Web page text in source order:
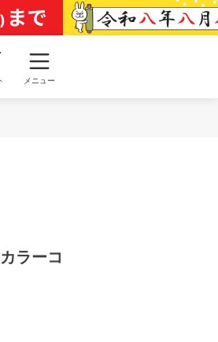
メニュー
ラーコ